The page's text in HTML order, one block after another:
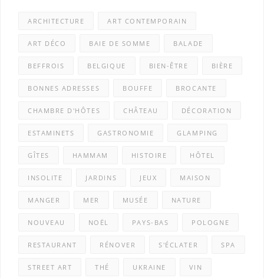
ARCHITECTURE ART CONTEMPORAIN
ART DÉCO BAIE DE SOMME BALADE
BEFFROIS BELGIQUE BIEN-ÊTRE BIÈRE
BONNES ADRESSES BOUFFE BROCANTE
CHAMBRE D'HÔTES CHÂTEAU DÉCORATION
ESTAMINETS GASTRONOMIE GLAMPING
GÎTES HAMMAM HISTOIRE HÔTEL
INSOLITE JARDINS JEUX MAISON
MANGER MER MUSÉE NATURE
NOUVEAU NOËL PAYS-BAS POLOGNE
RESTAURANT RÉNOVER S'ÉCLATER SPA
STREET ART THÉ UKRAINE VIN